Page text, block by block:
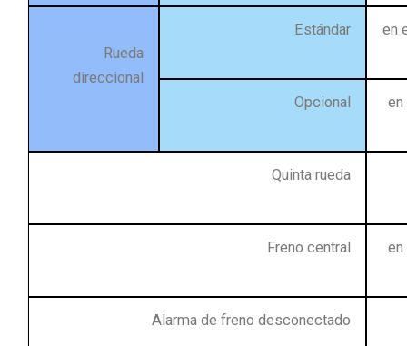
Rueda
direccional
Estándar en
Opcional
Quinta rueda
Freno central
Alarma de freno desconectado